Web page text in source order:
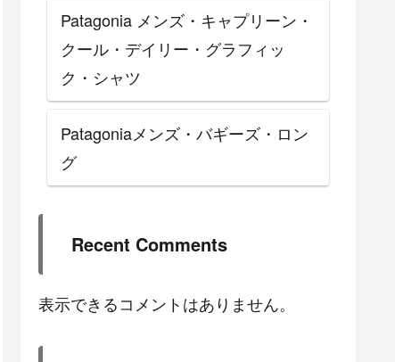
Patagonia メンズ・キャプリーン・
クール・デイリー・グラフィッ
ク・シャツ
Patagoniaメンズ・バギーズ・ロン
グ
Recent Comments
表示できるコメントはありません。